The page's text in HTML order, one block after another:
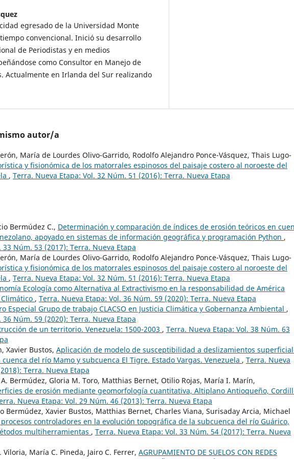
egresado de la Universidad Monte
convencional. Inició su desarrollo
de Periodistas y en medios
como Consultor en Manejo de
Actualmente en Irlanda del Sur realizando
autor/a
María de Lourdes Olivo-Garrido, Rodolfo Alejandro Ponce-Vásquez, Thais Lugo-
y fisionómica de los matorrales espinosos del paisaje costero al noroeste del
, Terra. Nueva Etapa: Vol. 32 Núm. 51 (2016): Terra. Nueva Etapa
Bermúdez C., Determinación y comparación de índices de erosión teóricos en
apoyado en sistemas de información geográfica y programación Python ,
Núm. 53 (2017): Terra. Nueva Etapa
María de Lourdes Olivo-Garrido, Rodolfo Alejandro Ponce-Vásquez, Thais Lugo-
y fisionómica de los matorrales espinosos del paisaje costero al noroeste del
, Terra. Nueva Etapa: Vol. 32 Núm. 51 (2016): Terra. Nueva Etapa
Ecología como Alternativa al Extractivismo en la responsabilidad de América
, Terra. Nueva Etapa: Vol. 36 Núm. 59 (2020): Terra. Nueva Etapa
Especial Grupo de trabajo CLACSO en Justicia Climática y Gobernanza Ambiental ,
Núm. 59 (2020): Terra. Nueva Etapa
de un territorio. Venezuela: 1500-2003 , Terra. Nueva Etapa: Vol. 38 Núm. 63
Xavier Bustos, Aplicación de modelo de susceptibilidad a deslizamientos
del río Mamo y subcuenca El Tigre. Estado Vargas. Venezuela , Terra. Nueva
Terra. Nueva Etapa
Bermúdez, Gloria M. Toro, Matthias Bernet, Otilio Rojas, María I. Marín,
de erosión mediante geomorfología cuantitativa, Altiplano Antioqueño,
Nueva Etapa: Vol. 29 Núm. 46 (2013): Terra. Nueva Etapa
Bermúdez, Xavier Bustos, Matthias Bernet, Charles Viana, Surisaday Arcia, Michael
controladores en la evolución topográfica de la subcuenca del río Guárico,
multiherramientas , Terra. Nueva Etapa: Vol. 33 Núm. 54 (2017): Terra. Nueva
Viloria, María C. Pineda, Jairo C. Ferrer, AGRUPAMIENTO DE SUELOS CON REDES